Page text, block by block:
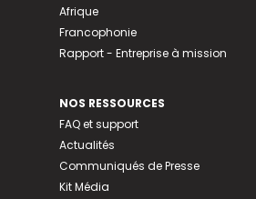
Afrique
Francophonie
Rapport - Entreprise à mission
NOS RESSOURCES
FAQ et support
Actualités
Communiqués de Presse
Kit Média